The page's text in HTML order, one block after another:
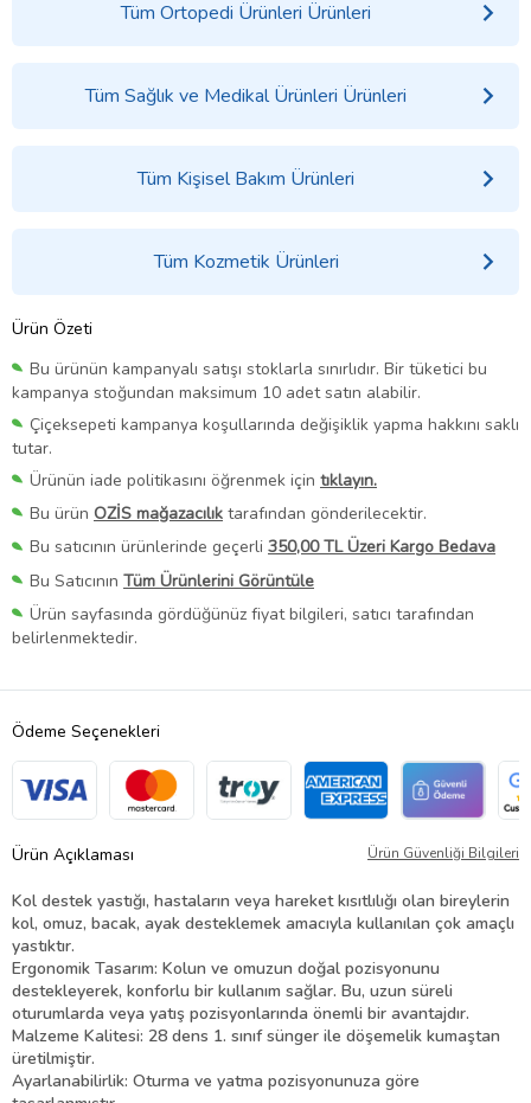
Tüm Ortopedi Ürünleri Ürünleri
Tüm Sağlık ve Medikal Ürünleri Ürünleri
Tüm Kişisel Bakım Ürünleri
Tüm Kozmetik Ürünleri
Ürün Özeti
Bu ürünün kampanyalı satışı stoklarla sınırlıdır. Bir tüketici bu
kampanya stoğundan maksimum 10 adet satın alabilir.
Çiçeksepeti kampanya koşullarında değişiklik yapma hakkını saklı
tutar.
Ürünün iade politikasını öğrenmek için tıklayın.
Bu ürün OZİS mağazacılık tarafından gönderilecektir.
Bu satıcının ürünlerinde geçerli 350,00 TL Üzeri Kargo Bedava
Bu Satıcının Tüm Ürünlerini Görüntüle
Ürün sayfasında gördüğünüz fiyat bilgileri, satıcı tarafından
belirlenmektedir.
Ödeme Seçenekleri
Ürün Açıklaması Ürün Güvenliği Bilgileri
Kol destek yastığı, hastaların veya hareket kısıtlılığı olan bireylerin
kol, omuz, bacak, ayak desteklemek amacıyla kullanılan çok amaçlı
yastıktır.
Ergonomik Tasarım: Kolun ve omuzun doğal pozisyonunu
destekleyerek, konforlu bir kullanım sağlar. Bu, uzun süreli
oturumlarda veya yatış pozisyonlarında önemli bir avantajdır.
Malzeme Kalitesi: 28 dens 1. sınıf sünger ile döşemelik kumaştan
üretilmiştir.
Ayarlanabilirlik: Oturma ve yatma pozisyonunuza göre